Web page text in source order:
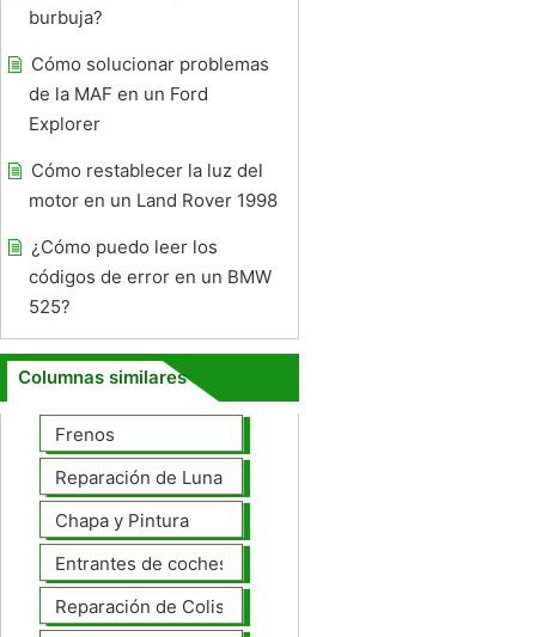
burbuja?
Cómo solucionar problemas
de la MAF en un Ford
Explorer
Cómo restablecer la luz del
motor en un Land Rover 1998
¿Cómo puedo leer los
códigos de error en un BMW
525?
Columnas similares
Frenos
Reparación de Lunas
Chapa y Pintura
Entrantes de coches
Reparación de Colisiones